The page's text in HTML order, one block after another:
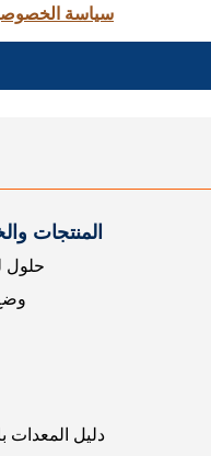
سياسة
المنتجات
حلول
دليل المعدات